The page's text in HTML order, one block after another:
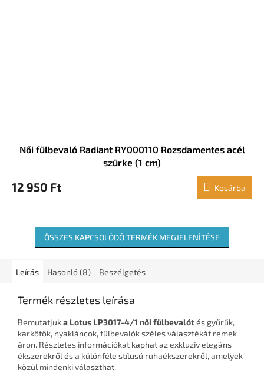
Női fülbevaló Radiant RY000110 Rozsdamentes acél
szürke (1 cm)
12 950 Ft Kosárba
ÖSSZES KAPCSOLÓDÓ TERMÉK MEGJELENÍTÉSE
Leírás Hasonló (8) Beszélgetés
Termék részletes leírása
Bemutatjuka Lotus LP3017-4/1 női fülbevalótés gyűrűk,
karkötők, nyakláncok, fülbevalók széles választékát remek
áron. Részletes információkat kaphat az exkluzív elegáns
ékszerekről és a különféle stílusú ruhaékszerekről, amelyek
közül mindenki választhat.